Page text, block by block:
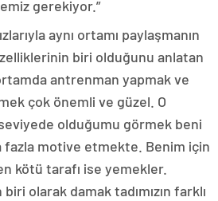
gerekiyor.”
aynı ortamı paylaşmanın
biri olduğunu anlatan
antrenman yapmak ve
çok önemli ve güzel. O
olduğumu görmek beni
fazla motive etmekte. Benim için
kötü tarafı ise yemekler.
olarak damak tadımızın farklı